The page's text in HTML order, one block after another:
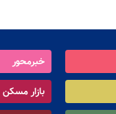
خبرمحور
بازار مسکن